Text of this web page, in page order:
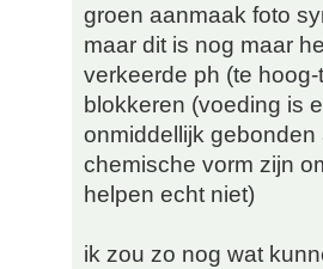
groen aanmaak foto
maar dit is nog maar
verkeerde ph (te
blokkeren (voeding is
onmiddellijk
chemische vorm zijn
helpen echt niet)
ik zou zo nog wat